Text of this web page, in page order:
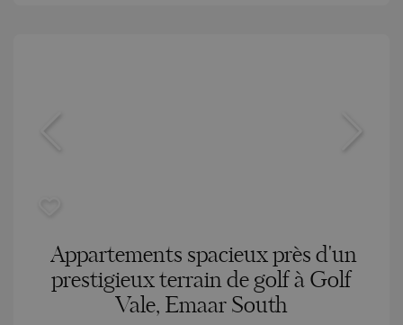
Appartements spacieux près d'un
prestigieux terrain de golf à Golf
Vale, Emaar South